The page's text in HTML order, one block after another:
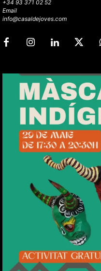
+34 93 371 02 52
Email
info@casaldejoves.com